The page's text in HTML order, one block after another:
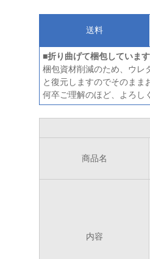
送料
■折り曲げて梱包しています
梱包資材削減のため、ウレ
と復元しますのでそのまま
何卒ご理解のほど、よろし
商品名
内容